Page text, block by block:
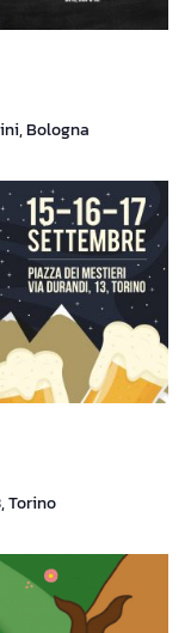
Bologna
Torino